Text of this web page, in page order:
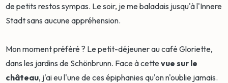
de petits restos sympas. Le soir, je me baladais jusqu'à l'Innere
Stadt sans aucune appréhension.
Mon moment préféré ? Le petit-déjeuner au café Gloriette,
dans les jardins de Schönbrunn. Face à cettevue sur le
château, j'ai eu l'une de ces épiphanies qu'on n'oublie jamais.